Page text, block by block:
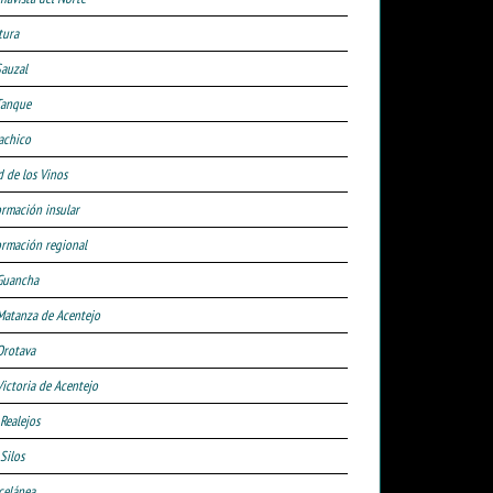
de los Vinos
insular
regional
de Acentejo
de Acentejo